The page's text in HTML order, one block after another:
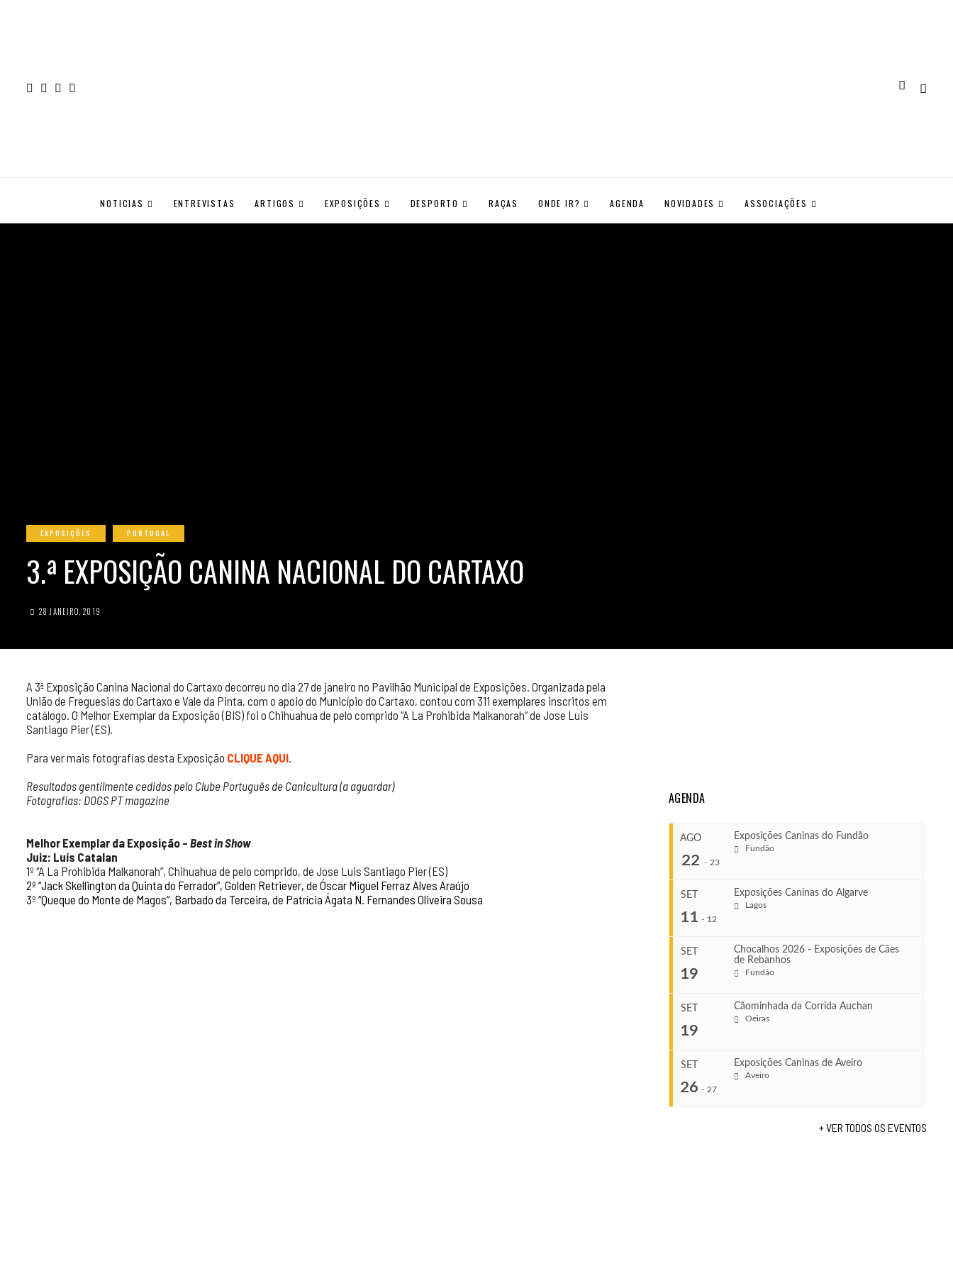
NOTICIAS ENTREVISTAS ARTIGOS EXPOSIÇÕES DESPORTO RAÇAS ONDE IR? AGENDA NOVIDADES ASSOCIAÇÕES
EXPOSIÇÕES PORTUGAL
3.ª EXPOSIÇÃO CANINA NACIONAL DO CARTAXO
28 JANEIRO, 2019
A 3ª Exposição Canina Nacional do Cartaxo decorreu no dia 27 de janeiro no Pavilhão Municipal de Exposições. Organizada pela
União de Freguesias do Cartaxo e Vale da Pinta, com o apoio do Município do Cartaxo, contou com 311 exemplares inscritos em
catálogo. O Melhor Exemplar da Exposição (BIS) foi o Chihuahua de pelo comprido “A La Prohibida Malkanorah” de Jose Luis
Santiago Pier (ES).
Para ver mais fotografias desta Exposição CLIQUE AQUI.
Resultados gentilmente cedidos pelo Clube Português de Canicultura (a aguardar)
Fotografias: DOGS PT magazine
Melhor Exemplar da Exposição – Best in Show
Juiz: Luís Catalan
1º “A La Prohibida Malkanorah”, Chihuahua de pelo comprido, de Jose Luis Santiago Pier (ES)
2º “Jack Skellington da Quinta do Ferrador”, Golden Retriever, de Óscar Miguel Ferraz Alves Araújo
3º “Queque do Monte de Magos”, Barbado da Terceira, de Patrícia Ágata N. Fernandes Oliveira Sousa
AGENDA
AGO
22 - 23
Exposições Caninas do Fundão
Fundão
Ago 22, 2026
Ago 23, 2026
VENUE
SET
11 - 12
Exposições Caninas do Algarve
Lagos
Set 11, 2026
Set 12, 2026
VENUE
SET
19
Chocalhos 2026 - Exposições de Cães
de Rebanhos
Fundão
COMEÇA
SET
19
Cãominhada da Corrida Auchan
Oeiras
SET
26 - 27
Exposições Caninas de Aveiro
Aveiro
+ VER TODOS OS EVENTOS